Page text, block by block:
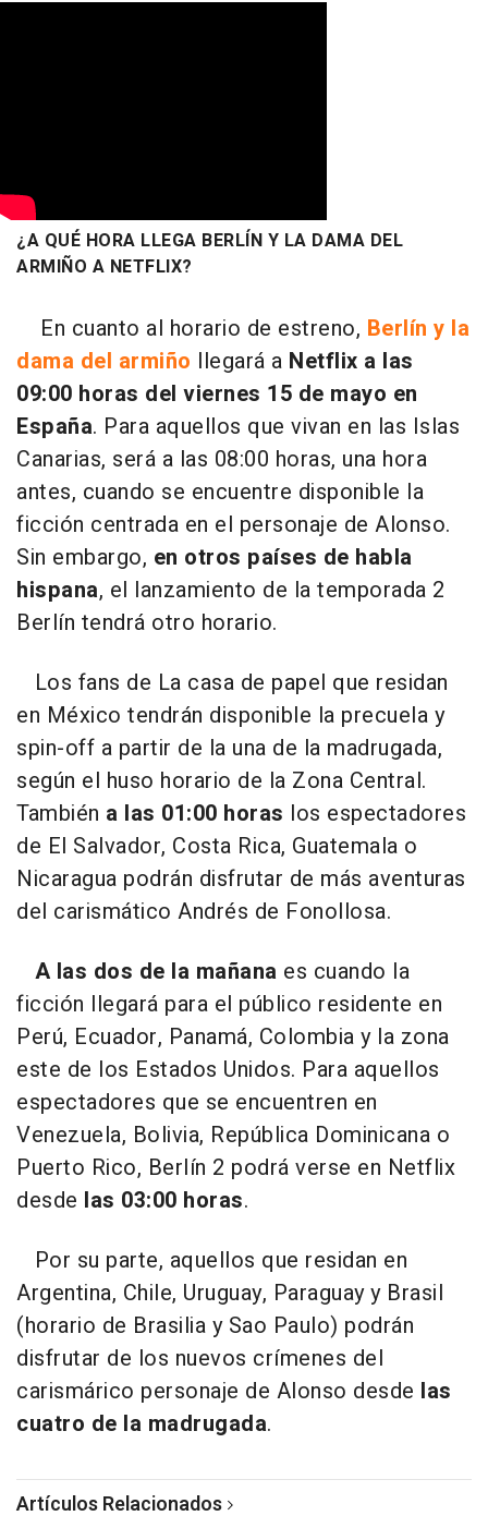
¿A QUÉ HORA LLEGA BERLÍN Y LA DAMA DEL
ARMIÑO A NETFLIX?
En cuanto al horario de estreno, Berlín y la
dama del armiño llegará a Netflix a las
09:00 horas del viernes 15 de mayo en
España. Para aquellos que vivan en las Islas
Canarias, será a las 08:00 horas, una hora
antes, cuando se encuentre disponible la
ficción centrada en el personaje de Alonso.
Sin embargo, en otros países de habla
hispana, el lanzamiento de la temporada 2
Berlín tendrá otro horario.
Los fans de La casa de papel que residan
en México tendrán disponible la precuela y
spin-off a partir de la una de la madrugada,
según el huso horario de la Zona Central.
También a las 01:00 horas los espectadores
de El Salvador, Costa Rica, Guatemala o
Nicaragua podrán disfrutar de más aventuras
del carismático Andrés de Fonollosa.
A las dos de la mañana es cuando la
ficción llegará para el público residente en
Perú, Ecuador, Panamá, Colombia y la zona
este de los Estados Unidos. Para aquellos
espectadores que se encuentren en
Venezuela, Bolivia, República Dominicana o
Puerto Rico, Berlín 2 podrá verse en Netflix
desde las 03:00 horas.
Por su parte, aquellos que residan en
Argentina, Chile, Uruguay, Paraguay y Brasil
(horario de Brasilia y Sao Paulo) podrán
disfrutar de los nuevos crímenes del
carismárico personaje de Alonso desde las
cuatro de la madrugada.
Artículos Relacionados